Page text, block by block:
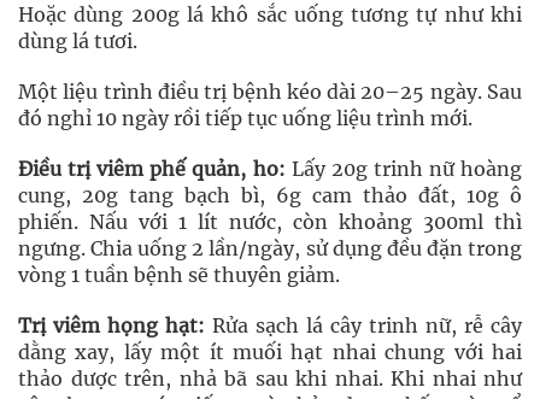
Hoặc dùng 200g lá khô sắc uống tương tự như khi
dùng lá tươi.
Một liệu trình điều trị bệnh kéo dài 20–25 ngày. Sau
đó nghỉ 10 ngày rồi tiếp tục uống liệu trình mới.
Điều trị viêm phế quản, ho: Lấy 20g trinh nữ hoàng
cung, 20g tang bạch bì, 6g cam thảo đất, 10g ô
phiến. Nấu với 1 lít nước, còn khoảng 300ml thì
ngưng. Chia uống 2 lần/ngày, sử dụng đều đặn trong
vòng 1 tuần bệnh sẽ thuyên giảm.
Trị viêm họng hạt: Rửa sạch lá cây trinh nữ, rễ cây
dằng xay, lấy một ít muối hạt nhai chung với hai
thảo dược trên, nhả bã sau khi nhai. Khi nhai như